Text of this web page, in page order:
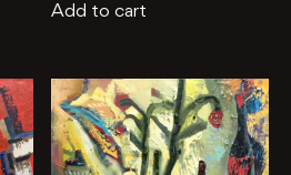
Add to cart